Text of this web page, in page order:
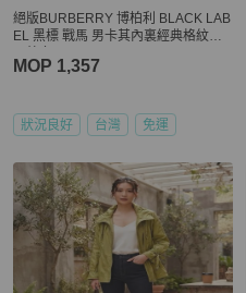
絕版BURBERRY 博柏利 BLACK LAB
EL 黑標 戰馬 男卡其內裏經典格紋休
MOP 1,357
狀況良好 台灣 免運